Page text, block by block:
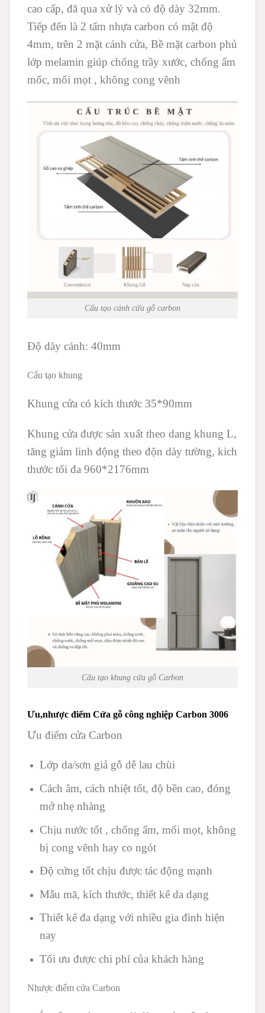
cao cấp, đã qua xử lý và có độ dày 32mm.
Tiếp đến là 2 tấm nhựa carbon có mật độ
4mm, trên 2 mặt cánh cửa, Bề mặt carbon phủ
lớp melamin giúp chống trầy xước, chống ẩm
mốc, mối mọt , không cong vênh
Cấu tạo cánh cửa gỗ carbon
Độ dày cánh: 40mm
Cấu tạo khung
Khung cửa có kích thước 35*90mm
Khung cửa được sản xuất theo dang khung L,
tăng giảm linh động theo độn dày tường, kich
thước tối đa 960*2176mm
Cấu tạo khung cửa gỗ Carbon
Ưu,nhược điểm Cửa gỗ công nghiệp Carbon 3006
Ưu điểm cửa Carbon
Lớp da/sơn giả gỗ dễ lau chùi
Cách âm, cách nhiệt tốt, độ bền cao, đóng
mở nhẹ nhàng
Chịu nước tốt , chống ẩm, mối mọt, không
bị cong vênh hay co ngót
Độ cứng tốt chịu được tác động mạnh
Mẫu mã, kích thước, thiết kế da dạng
Thiết kế đa dạng với nhiều gia đình hiện
nay
Tối ưu được chi phí của khách hàng
Nhược điểm cửa Carbon